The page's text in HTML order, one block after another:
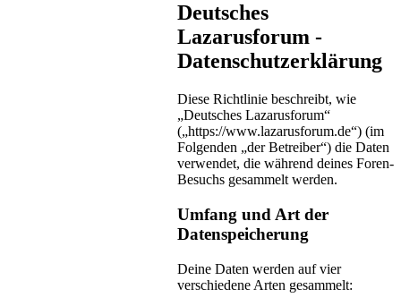
Deutsches
Lazarusforum -
Datenschutzerklärung
Diese Richtlinie beschreibt, wie
„Deutsches Lazarusforum“
(„https://www.lazarusforum.de“) (im
Folgenden „der Betreiber“) die Daten
verwendet, die während deines Foren-
Besuchs gesammelt werden.
Umfang und Art der
Datenspeicherung
Deine Daten werden auf vier
verschiedene Arten gesammelt: